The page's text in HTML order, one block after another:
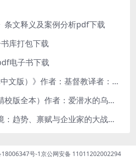
条文释义及案例分析pdf下载
库打包下载
电子书下载
《圣经.txt（简体中文版）》作者：基督教译者：中国基督教协会
《诡秘之主》（精校版全本）作者：爱潜水的乌贼txt
《突破现实的困境：趋势、禀赋与企业家的大战略》pdf图书下载
18006347号-1京公网安备 11011202002294